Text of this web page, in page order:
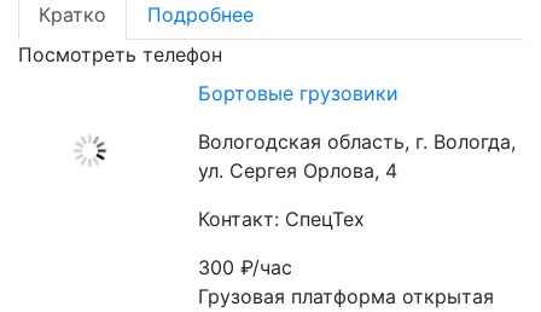
Кратко
Подробнее
Посмотреть телефон
Бортовые грузовики
Вологодская область, г. Вологда,
ул. Сергея Орлова, 4
Контакт: СпецТех
300₽/час
Грузовая платформа открытая